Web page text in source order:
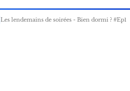
Les lendemains de soirées - Bien dormi ? #Ep1